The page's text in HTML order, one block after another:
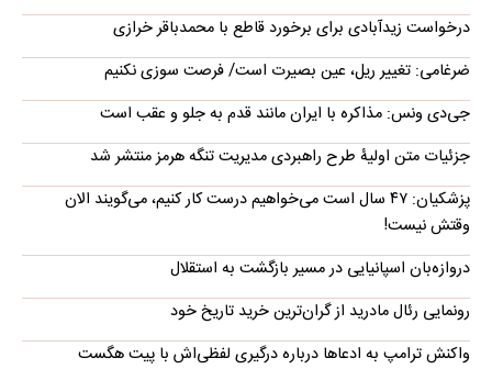
درخواست زیدآبادی برای برخورد قاطع با محمدباقر خرازی
ضرغامی: تغییر ریل، عین بصیرت است/ فرصت سوزی نکنیم
جی‌دی ونس: مذاکره با ایران مانند قدم به جلو و عقب است
جزئیات متن اولیۀ طرح راهبردی مدیریت تنگه هرمز منتشر شد
پزشکیان: ۴۷ سال است می‌خواهیم درست کار کنیم، می‌گویند الان
وقتش نیست!
دروازه‌بان اسپانیایی در مسیر بازگشت به استقلال
رونمایی رئال مادرید از گران‌ترین خرید تاریخ خود
واکنش ترامپ به ادعاها درباره درگیری لفظی‌اش با پیت هگست